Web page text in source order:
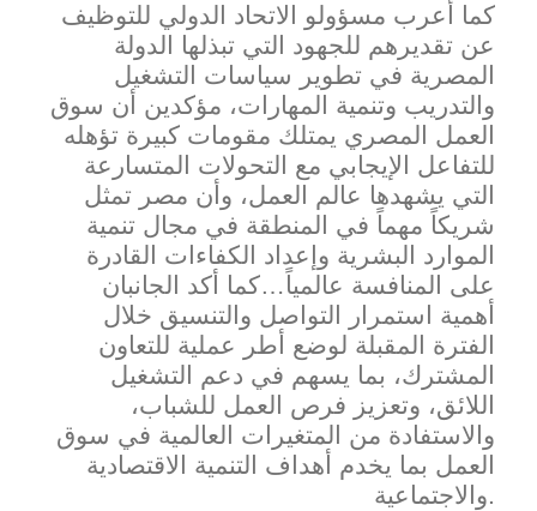
كما أعرب مسؤولو الاتحاد الدولي للتوظيف
عن تقديرهم للجهود التي تبذلها الدولة
المصرية في تطوير سياسات التشغيل
والتدريب وتنمية المهارات، مؤكدين أن سوق
العمل المصري يمتلك مقومات كبيرة تؤهله
للتفاعل الإيجابي مع التحولات المتسارعة
التي يشهدها عالم العمل، وأن مصر تمثل
شريكاً مهماً في المنطقة في مجال تنمية
الموارد البشرية وإعداد الكفاءات القادرة
على المنافسة عالمياً…كما أكد الجانبان
أهمية استمرار التواصل والتنسيق خلال
الفترة المقبلة لوضع أطر عملية للتعاون
المشترك، بما يسهم في دعم التشغيل
اللائق، وتعزيز فرص العمل للشباب،
والاستفادة من المتغيرات العالمية في سوق
العمل بما يخدم أهداف التنمية الاقتصادية
والاجتماعية.